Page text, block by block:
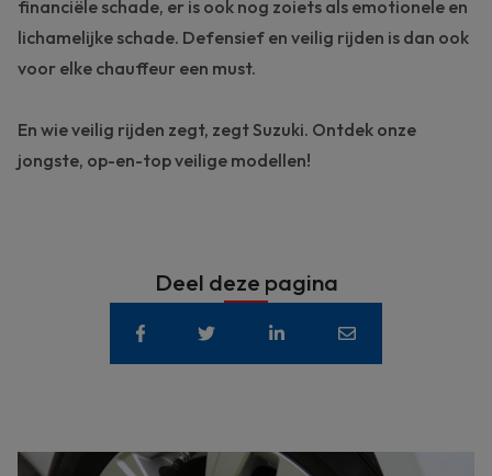
financiële schade, er is ook nog zoiets als emotionele en
lichamelijke schade. Defensief en veilig rijden is dan ook
voor elke chauffeur een must.
En wie veilig rijden zegt, zegt Suzuki. Ontdek onze
jongste, op-en-top veilige modellen!
Deel deze pagina